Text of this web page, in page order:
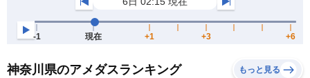
神奈川県のアメダスランキング もっと見る